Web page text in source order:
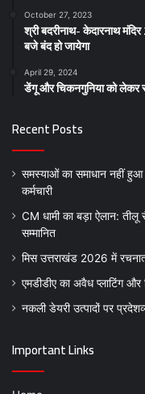
October 27, 2023
श्री बदरीनाथ- केदारनाथ
बजे बंद हो जायेगा
April 29, 2024
डेंगू और चिकनगुनिया को लेकर
Recent Posts
समस्याओं का समाधान नहीं
कर्मचारी
CM धामी का बड़ा ऐलान: तीलू
सम्मानित
मिस उत्तराखंड 2026 में
एमडीडीए का अवैध प्लाटिंग और
नकली डेयरी उत्पादों पर
Important Links